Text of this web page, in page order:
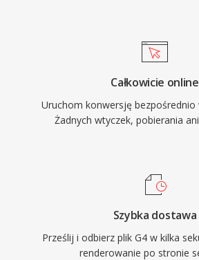
Całkowicie online
Uruchom konwersję bezpośrednio
Żadnych wtyczek, pobierania
Szybka dostawa
Prześlij i odbierz plik G4 w kilka
renderowanie po stronie